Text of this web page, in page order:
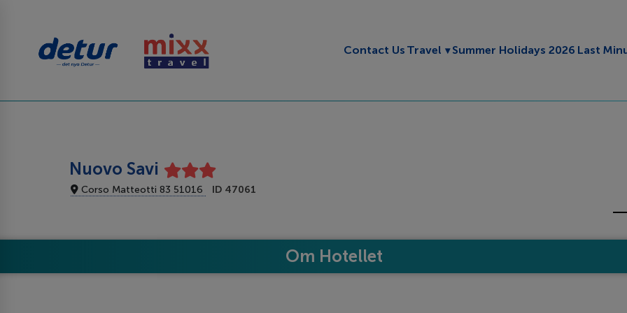
Contact Us Travel Toggle submenu
Summer Holidays 2026 Last
Nuovo Savi
Corso Matteotti 83 51016 ID 47061
Om Hotellet